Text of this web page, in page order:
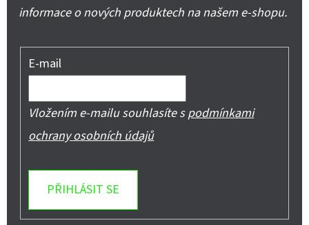
informace o nových produktech na našem e-shopu.
E-mail
Vložením e-mailu souhlasíte spodmínkami
ochrany osobních údajů
PŘIHLÁSIT SE